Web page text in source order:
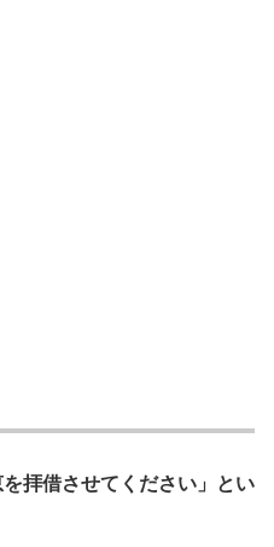
拝借させてください」とい